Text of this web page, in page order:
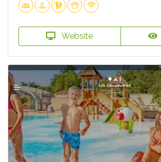
Website